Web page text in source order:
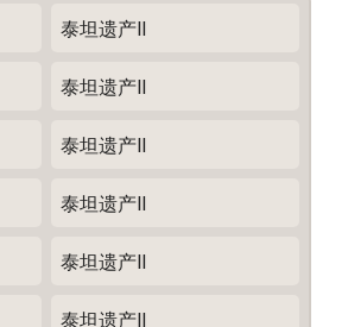
泰坦遗产Ⅱ
泰坦遗产Ⅱ
泰坦遗产Ⅱ
泰坦遗产Ⅱ
泰坦遗产Ⅱ
泰坦遗产Ⅱ